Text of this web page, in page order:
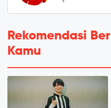
Rekomendasi
Kamu